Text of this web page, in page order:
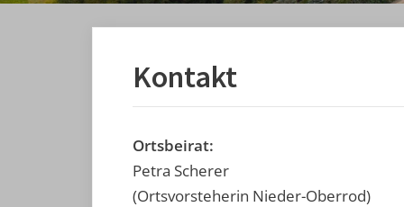
Kontakt
Ortsbeirat:
Petra Scherer
(Ortsvorsteherin Nieder-Oberrod)